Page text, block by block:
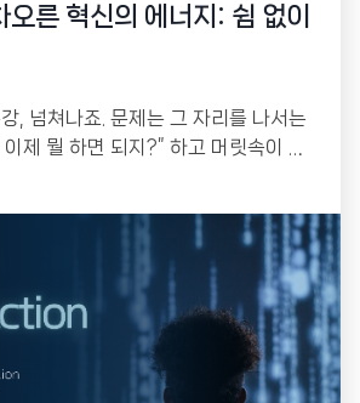
오른 혁신의 에너지: 쉼 없이
, 넘쳐나죠. 문제는 그 자리를 나서는
제 뭘 하면 되지?” 하고 머릿속이 하
각자 자기 업무의 골칫거리를 하나씩
에서 직접 만들어 가는 워크샵으로 설계